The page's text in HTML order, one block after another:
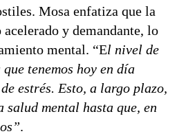
Mosa enfatiza que la
y demandante, lo
mental. “El nivel de
tenemos hoy en día
estrés. Esto, a largo plazo,
salud mental hasta que, en
.